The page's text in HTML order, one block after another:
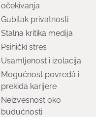
očekivanja
Gubitak privatnosti
Stalna kritika medija
Psihički stres
Usamljenost i izolacija
Mogućnost povredâ i
prekida karijere
Neizvesnost oko
budućnosti